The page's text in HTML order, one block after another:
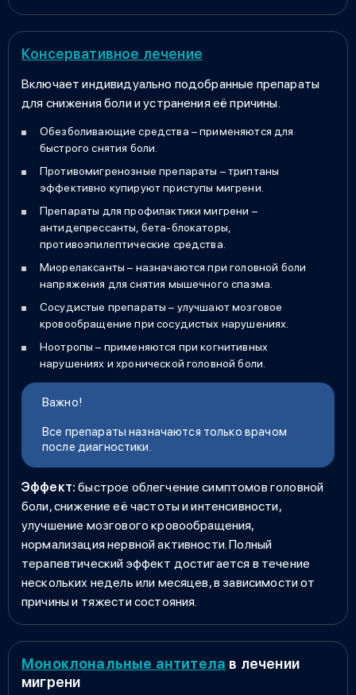
Консервативное лечение
Включает индивидуально подобранные препараты
для снижения боли и устранения её причины.
Обезболивающие средства – применяются для
быстрого снятия боли.
Противомигренозные препараты – триптаны
эффективно купируют приступы мигрени.
Препараты для профилактики мигрени –
антидепрессанты, бета-блокаторы,
противоэпилептические средства.
Миорелаксанты – назначаются при головной боли
напряжения для снятия мышечного спазма.
Сосудистые препараты – улучшают мозговое
кровообращение при сосудистых нарушениях.
Ноотропы – применяются при когнитивных
нарушениях и хронической головной боли.
Важно!
Все препараты назначаются только врачом
после диагностики.
Эффект: быстрое облегчение симптомов головной
боли, снижение её частоты и интенсивности,
улучшение мозгового кровообращения,
нормализация нервной активности. Полный
терапевтический эффект достигается в течение
нескольких недель или месяцев, в зависимости от
причины и тяжести состояния.
Моноклональные антитела в лечении
мигрени